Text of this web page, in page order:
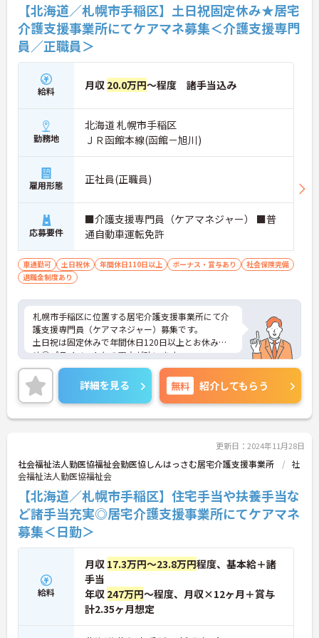
【北海道／札幌市手稲区】土日祝固定休み★居宅
介護支援事業所にてケアマネ募集＜介護支援専門
員／正職員＞
給料 月収 20.0万円～程度 諸手当込み
勤務地
北海道 札幌市手稲区
ＪＲ函館本線(函館－旭川)
雇用形態 正社員(正職員)
応募要件
■介護支援専門員（ケアマネジャー） ■普
通自動車運転免許
車通勤可 土日祝休 年間休日110日以上 ボーナス・賞与あり
社会保険完備
退職金制度あり
札幌市手稲区に位置する居宅介護支援事業所にて介
護支援専門員（ケアマネジャー）募集です。
土日祝は固定休みで年間休日120日以上とお休み多
め◎プライベートとの両立が叶います。
ご興味ある方には、面接対策ポイントなど、さらに
詳細をお話しいたしますのでお気軽にご相談くださ
い！
詳細を見る 無料 紹介してもらう
更新日：2024年11月28日
社会福祉法人勤医協福祉会勤医協しんはっさむ居宅介護支援事業所
社
会福祉法人勤医協福祉会
【北海道／札幌市手稲区】住宅手当や扶養手当な
ど諸手当充実◎居宅介護支援事業所にてケアマネ
募集＜日勤＞
給料
月収 17.3万円～23.8万円程度、基本給＋諸
手当
年収 247万円～程度、月収×12ヶ月＋賞与
計2.35ヶ月想定